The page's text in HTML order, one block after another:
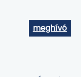
meghívó